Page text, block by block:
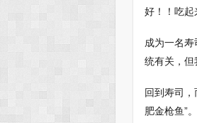
好！！吃起
成为一名
统有关，但
回到寿司，
肥金枪鱼”